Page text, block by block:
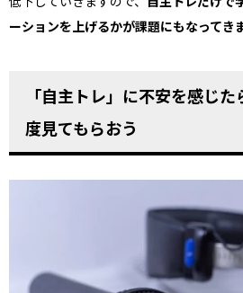
ーションを上げるかが課題にもなってきま
「自主トレ」に不安を感じ
度見てもらおう